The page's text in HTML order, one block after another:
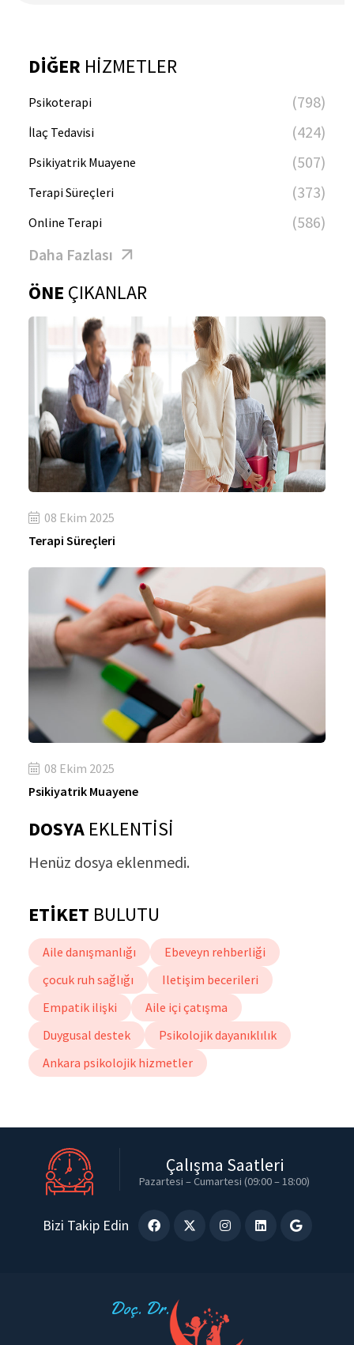
DİĞER HİZMETLER
Psikoterapi (798)
İlaç Tedavisi (424)
Psikiyatrik Muayene (507)
Terapi Süreçleri (373)
Online Terapi
(586)
Daha Fazlası
ÖNE ÇIKANLAR
08 Ekim 2025
Terapi Süreçleri
08 Ekim 2025
Psikiyatrik Muayene
DOSYA EKLENTİSİ
Henüz dosya eklenmedi.
ETİKET BULUTU
Aile danışmanlığı
Ebeveyn rehberliği
çocuk ruh sağlığı
Iletişim becerileri
Empatik ilişki
Aile içi çatışma
Duygusal destek
Psikolojik dayanıklılık
Ankara psikolojik hizmetler
Çalışma Saatleri
Pazartesi – Cumartesi (09:00 – 18:00)
Bizi Takip Edin
Doç. Dr.